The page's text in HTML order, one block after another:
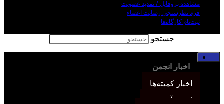
مشاهده پروفایل / تمدید عضویت
فرم نظر‌سنجی رضایت اعضاء
ثبت‌نام کارگاه‌ها
جستجو
اخبار انجمن
اخبار کمیته‌ها
کمیته آموزش